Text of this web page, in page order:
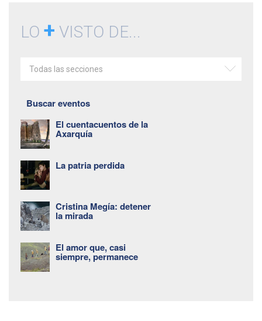
LO + VISTO DE...
Todas las secciones
Buscar eventos
El cuentacuentos de la
Axarquía
La patria perdida
Cristina Megía: detener
la mirada
El amor que, casi
siempre, permanece